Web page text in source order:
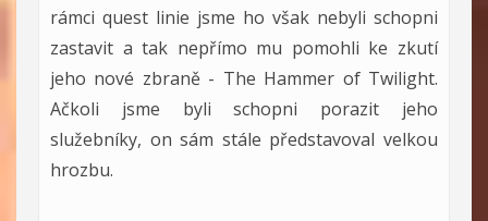
rámci quest linie jsme ho však nebyli schopni
zastavit a tak nepřímo mu pomohli ke zkutí
jeho nové zbraně - The Hammer of Twilight.
Ačkoli jsme byli schopni porazit jeho
služebníky, on sám stále představoval velkou
hrozbu.